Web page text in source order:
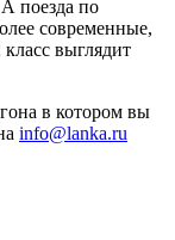
поезда по
современные,
выглядит
в котором вы
info@lanka.ru